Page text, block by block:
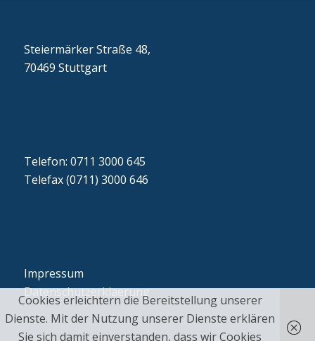
Steiermärker Straße 48,
70469 Stuttgart
Telefon: 0711 3000 645
Telefax (0711) 3000 646
Impressum
Datenschutzerklaerung
Cookies erleichtern die Bereitstellung unserer
Dienste. Mit der Nutzung unserer Dienste erklären
Sie sich damit einverstanden, dass wir Cookies